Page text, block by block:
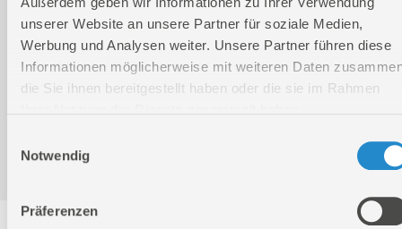
unserer Website an unsere Partner für soziale Medien,
Werbung und Analysen weiter. Unsere Partner führen diese
Informationen möglicherweise mit weiteren Daten
die Sie ihnen bereitgestellt haben oder die sie im Rahmen
Notwendig
Präferenzen
Produktinformation